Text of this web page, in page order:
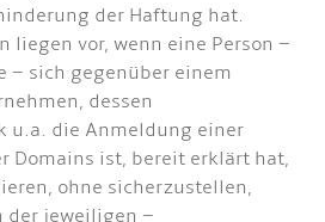
der Haftung hat.
liegen vor, wenn eine Person –
– sich gegenüber einem
dessen
u.a. die Anmeldung einer
Domains ist, bereit erklärt hat,
ohne sicherzustellen,
der jeweiligen –